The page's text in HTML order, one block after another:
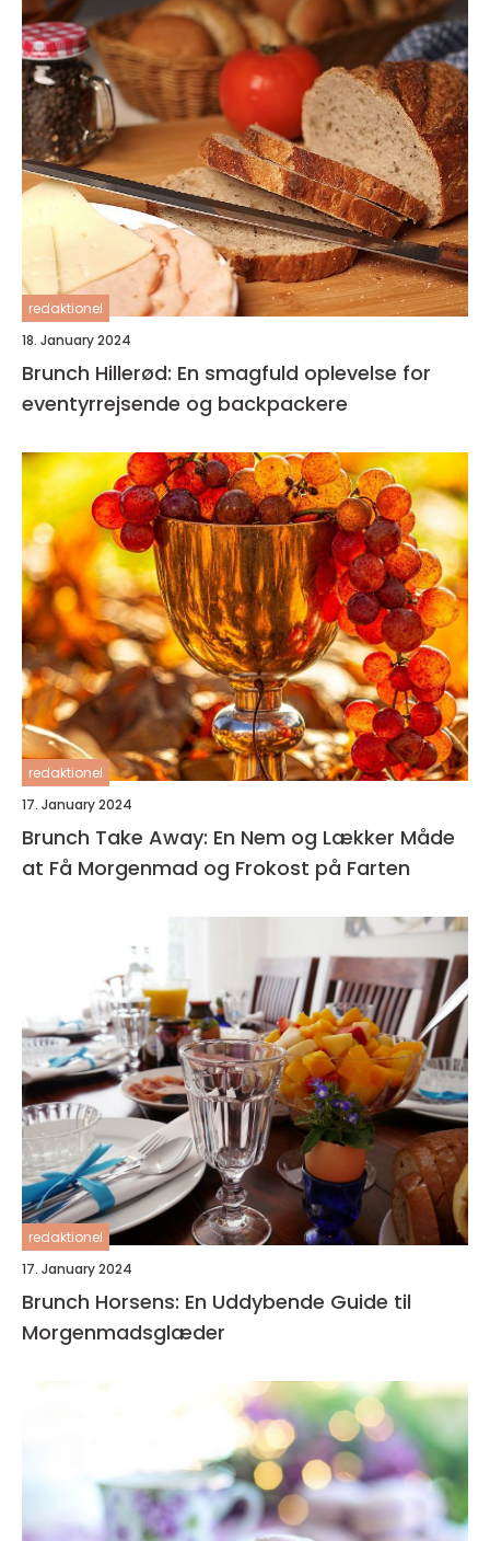
redaktionel
18. January 2024
Brunch Hillerød: En smagfuld oplevelse for
eventyrrejsende og backpackere
redaktionel
17. January 2024
Brunch Take Away: En Nem og Lækker Måde
at Få Morgenmad og Frokost på Farten
redaktionel
17. January 2024
Brunch Horsens: En Uddybende Guide til
Morgenmadsglæder